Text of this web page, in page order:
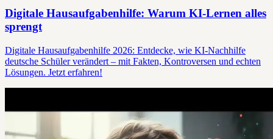
Digitale Hausaufgabenhilfe: Warum KI-Lernen alles
sprengt
Digitale Hausaufgabenhilfe 2026: Entdecke, wie KI-Nachhilfe
deutsche Schüler verändert – mit Fakten, Kontroversen und echten
Lösungen. Jetzt erfahren!